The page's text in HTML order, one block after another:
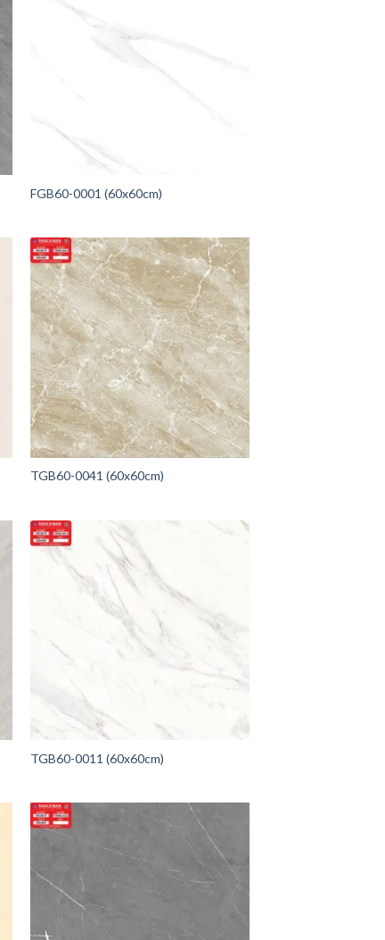
FGB60-0001 (60x60cm)
TGB60-0041 (60x60cm)
TGB60-0011 (60x60cm)